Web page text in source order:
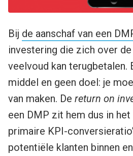
Bij de aanschaf van een
investering die zich over
veelvoud kan terugbetalen.
middel en geen doel: je
van maken. De return on
een DMP zit hem dus in
primaire KPI-
potentiële klanten binnen